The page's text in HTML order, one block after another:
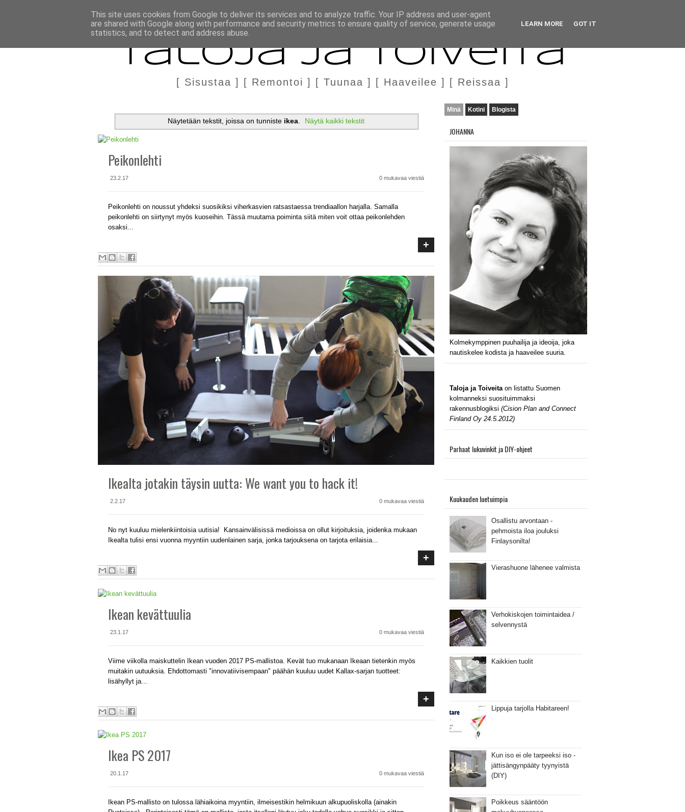
BLOGI TÄÄLTÄ KANNATTAA OSTAA DIY IN ENGLISH MARKKINOINTI & YHTEISTYÖ
Taloja ja Toiveita
[ Sisustaa ] [ Remontoi ] [ Tuunaa ] [ Haaveilee ] [ Reissaa ]
Näytetään tekstit, joissa on tunniste ikea. Näytä kaikki tekstit
Peikonlehti
23.2.17 0 mukavaa viestiä
Peikonlehti on noussut yhdeksi suosikiksi viherkasvien ratsastaessa trendiaallon harjalla. Samalla
peikonlehti on siirtynyt myös kuoseihin. Tässä muutama poiminta siitä miten voit ottaa peikonlehden
osaksi...
+
Ikealta jotakin täysin uutta: We want you to hack it!
2.2.17 0 mukavaa viestiä
No nyt kuuluu mielenkiintoisia uutisia! Kansainvälisissä medioissa on ollut kirjoituksia, joidenka mukaan
Ikealta tulisi ensi vuonna myyntiin uudenlainen sarja, jonka tarjouksena on tarjota erilaisia...
+
Ikean kevättuulia
23.1.17 0 mukavaa viestiä
Viime viikolla maiskuttelin Ikean vuoden 2017 PS-mallistoa. Kevät tuo mukanaan Ikeaan tietenkin myös
muitakin uutuuksia. Ehdottomasti "innovatiivisempaan" päähän kuuluu uudet Kallax-sarjan tuotteet:
lisähyllyt ja...
+
Ikea PS 2017
20.1.17 0 mukavaa viestiä
Ikean PS-mallisto on tulossa lähiaikoina myyntiin, ilmeisestikin helmikuun alkupuoliskolla (ainakin
Minä Kotini Blogista
JOHANNA
Kolmekymppinen puuhailija ja ideoija, joka
nautiskelee kodista ja haaveilee suuria.
Taloja ja Toiveitaon listattu Suomen
kolmanneksi suosituimmaksi
rakennusblogiksi (Cision Plan and Connect
Finland Oy 24.5.2012)
Parhaat lukuvinkit ja DIY-ohjeet
Kuukauden luetuimpia
Osallistu arvontaan -
pehmoista iloa jouluksi
Finlaysonilta!
Vierashuone lähenee valmista
Verhokiskojen toimintaidea /
selvennystä
Kaikkien tuolit
Lippuja tarjolla Habitareen!
Kun iso ei ole tarpeeksi iso -
jättisängynpääty tyynyistä
(DIY)
Poikkeus sääntöön
This site uses cookies from Google to deliver its services and to analyze traffic. Your IP address and user-agent
are shared with Google along with performance and security metrics to ensure quality of service, generate usage
statistics, and to detect and address abuse.
LEARN MORE GOT IT